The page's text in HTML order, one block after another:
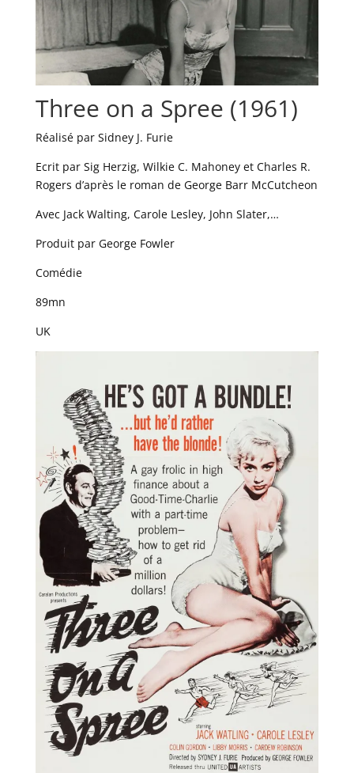
Three on a Spree (1961)
Réalisé par Sidney J. Furie
Ecrit par Sig Herzig, Wilkie C. Mahoney et Charles R.
Rogers d’après le roman de George Barr McCutcheon
Avec Jack Walting, Carole Lesley, John Slater,…
Produit par George Fowler
Comédie
89mn
UK